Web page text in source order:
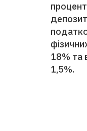
18% та
1,5%.